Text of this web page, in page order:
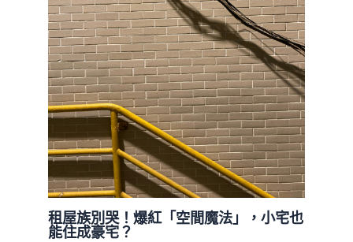
租屋族別哭！爆紅「空間魔法」，小宅也
能住成豪宅？